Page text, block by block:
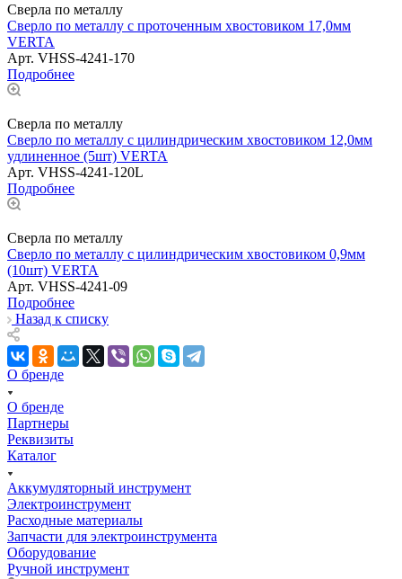
Сверла по металлу
Сверло по металлу с проточенным хвостовиком 17,0мм
VERTA
Арт. VHSS-4241-170
Подробнее
Сверла по металлу
Сверло по металлу с цилиндрическим хвостовиком 12,0мм
удлиненное (5шт) VERTA
Арт. VHSS-4241-120L
Подробнее
Сверла по металлу
Сверло по металлу с цилиндрическим хвостовиком 0,9мм
(10шт) VERTA
Арт. VHSS-4241-09
Подробнее
Назад к списку
О бренде
О бренде
Партнеры
Реквизиты
Каталог
Аккумуляторный инструмент
Электроинструмент
Расходные материалы
Запчасти для электроинструмента
Оборудование
Ручной инструмент